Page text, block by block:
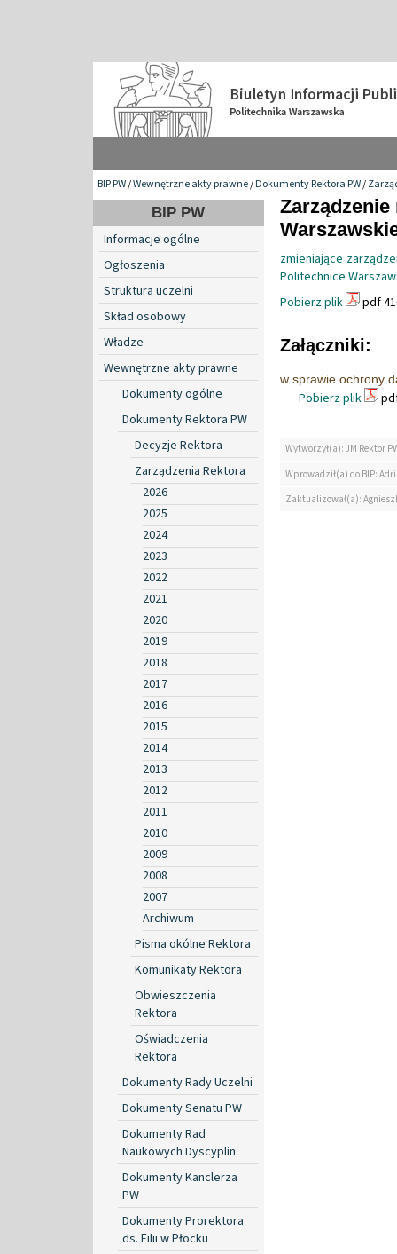
BIP PW/Wewnętrzne akty prawne/Dokumenty Rektora PW/
BIP PW
Informacje ogólne
Ogłoszenia
Struktura uczelni
Skład osobowy
Władze
Wewnętrzne akty prawne
Dokumenty ogólne
Dokumenty Rektora PW
Decyzje Rektora
Zarządzenia Rektora
2026
2025
2024
2023
2022
2021
2020
2019
2018
2017
2016
2015
2014
2013
2012
2011
2010
2009
2008
2007
Archiwum
Pisma okólne Rektora
Komunikaty Rektora
Obwieszczenia
Rektora
Oświadczenia
Rektora
Dokumenty Rady Uczelni
Dokumenty Senatu PW
Dokumenty Rad
Naukowych Dyscyplin
Dokumenty Kanclerza
PW
Dokumenty Prorektora
ds. Filii w Płocku
zmieniające
Politechnice
Pobierz plik
pdf
Załączniki:
w sprawie ochrony
Pobierz plik
Wytworzył(a): JM Rektor
Wprowadził(a) do BIP:
Zaktualizował(a):